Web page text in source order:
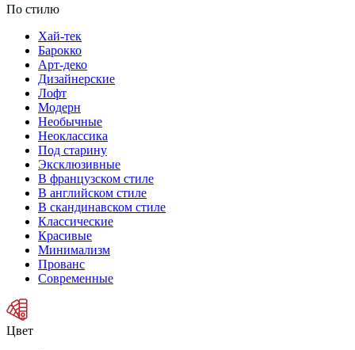
По стилю
Хай-тек
Барокко
Арт-деко
Дизайнерские
Лофт
Модерн
Необычные
Неоклассика
Под старину
Эксклюзивные
В французском стиле
В английском стиле
В скандинавском стиле
Классические
Красивые
Минимализм
Прованс
Современные
Цвет